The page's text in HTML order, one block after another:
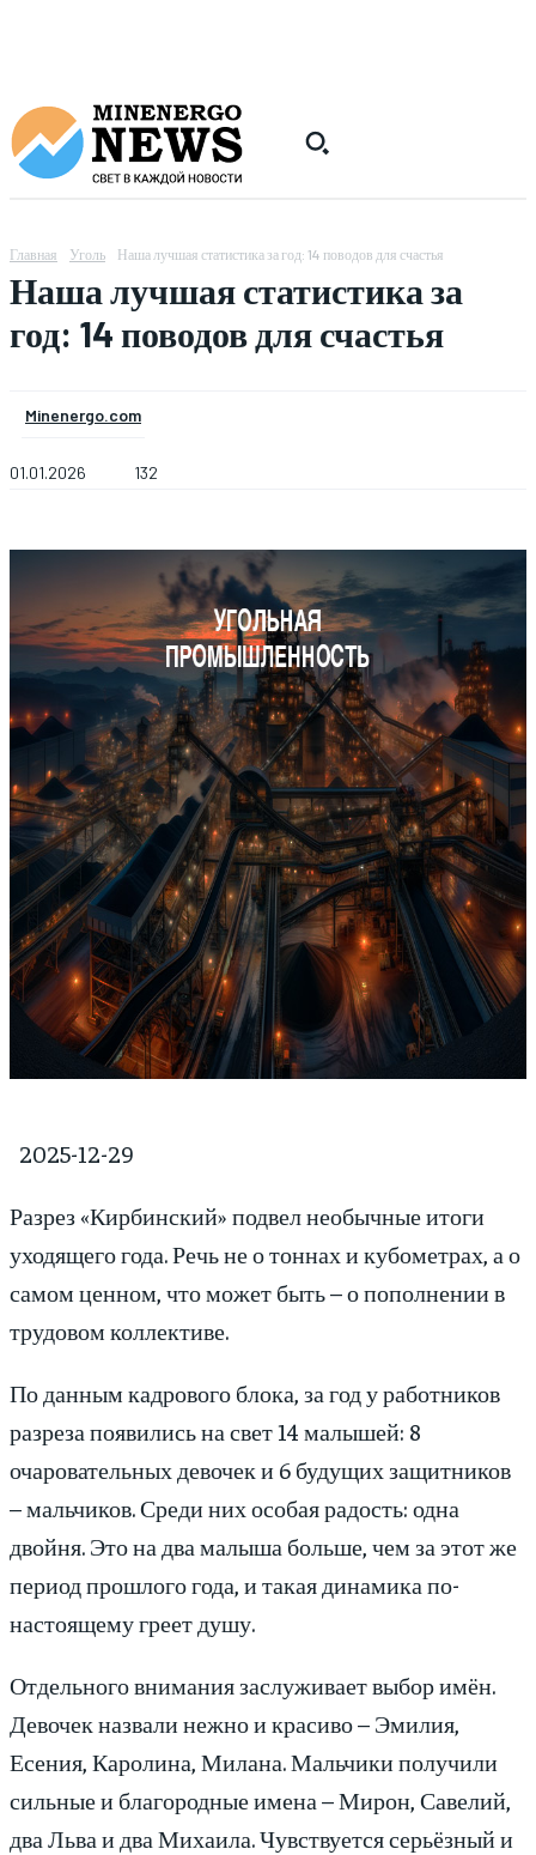
Главная Уголь Наша лучшая статистика за год: 14 поводов для счастья
Наша лучшая статистика за
год: 14 поводов для счастья
Minenergo.com
01.01.2026 132
2025-12-29
Разрез «Кирбинский» подвел необычные итоги
уходящего года. Речь не о тоннах и кубометрах, а о
самом ценном, что может быть – о пополнении в
трудовом коллективе.
По данным кадрового блока, за год у работников
разреза появились на свет 14 малышей: 8
очаровательных девочек и 6 будущих защитников
– мальчиков. Среди них особая радость: одна
двойня. Это на два малыша больше, чем за этот же
период прошлого года, и такая динамика по-
настоящему греет душу.
Отдельного внимания заслуживает выбор имён.
Девочек назвали нежно и красиво – Эмилия,
Есения, Каролина, Милана. Мальчики получили
сильные и благородные имена – Мирон, Савелий,
два Льва и два Михаила. Чувствуется серьёзный и